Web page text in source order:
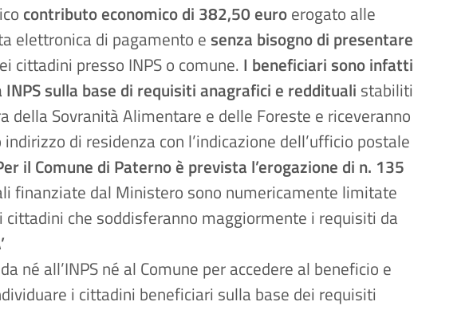
contributo economico di 382,50 euroerogato alle
elettronica di pagamento e senza bisogno di presentare
cittadini presso INPS o comune. I beneficiari sono infatti
sulla base di requisiti anagrafici e reddituali stabiliti
della Sovranità Alimentare e delle Foreste e riceveranno
di residenza con l’indicazione dell’ufficio postale
il Comune di Paterno è prevista l’erogazione di n. 135
finanziate dal Ministero sono numericamente limitate
che soddisferanno maggiormente i requisiti da
né all’INPS né al Comune per accedere al beneficio e
i cittadini beneficiari sulla base dei requisiti